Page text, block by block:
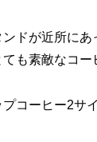
ドが近所にあ
も素敵なコー
コーヒー2サ